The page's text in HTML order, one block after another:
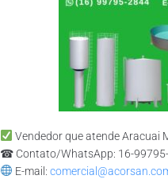
Vendedor que atende Aracuai
☎ Contato/WhatsApp: 16-
E-mail: